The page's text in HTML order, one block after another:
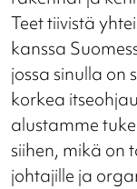
Teet tiivistä
kanssa
jossa sinulla on
korkea
alustamme
siihen, mikä on
johtajille ja